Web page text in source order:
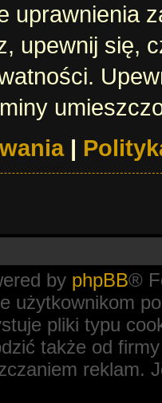
uprawnienia
upewnij się,
|
by phpBB®
użytkownikom
pliki typu
także od
reklam.